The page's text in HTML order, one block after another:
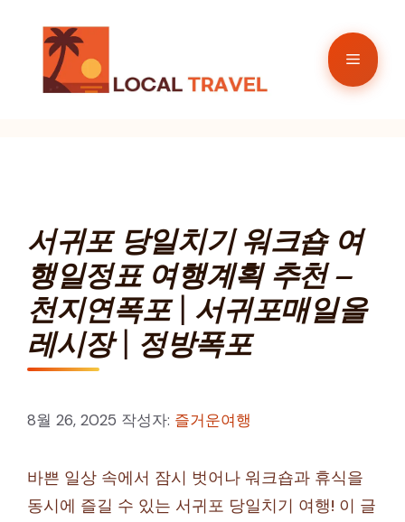
메
서귀포 당일치기 워크숍 여
행일정표 여행계획 추천 –
천지연폭포 | 서귀포매일올
레시장 | 정방폭포
8월 26, 2025 작성자: 즐거운여행
바쁜 일상 속에서 잠시 벗어나 워크숍과 휴식을
동시에 즐길 수 있는 서귀포 당일치기 여행! 이 글